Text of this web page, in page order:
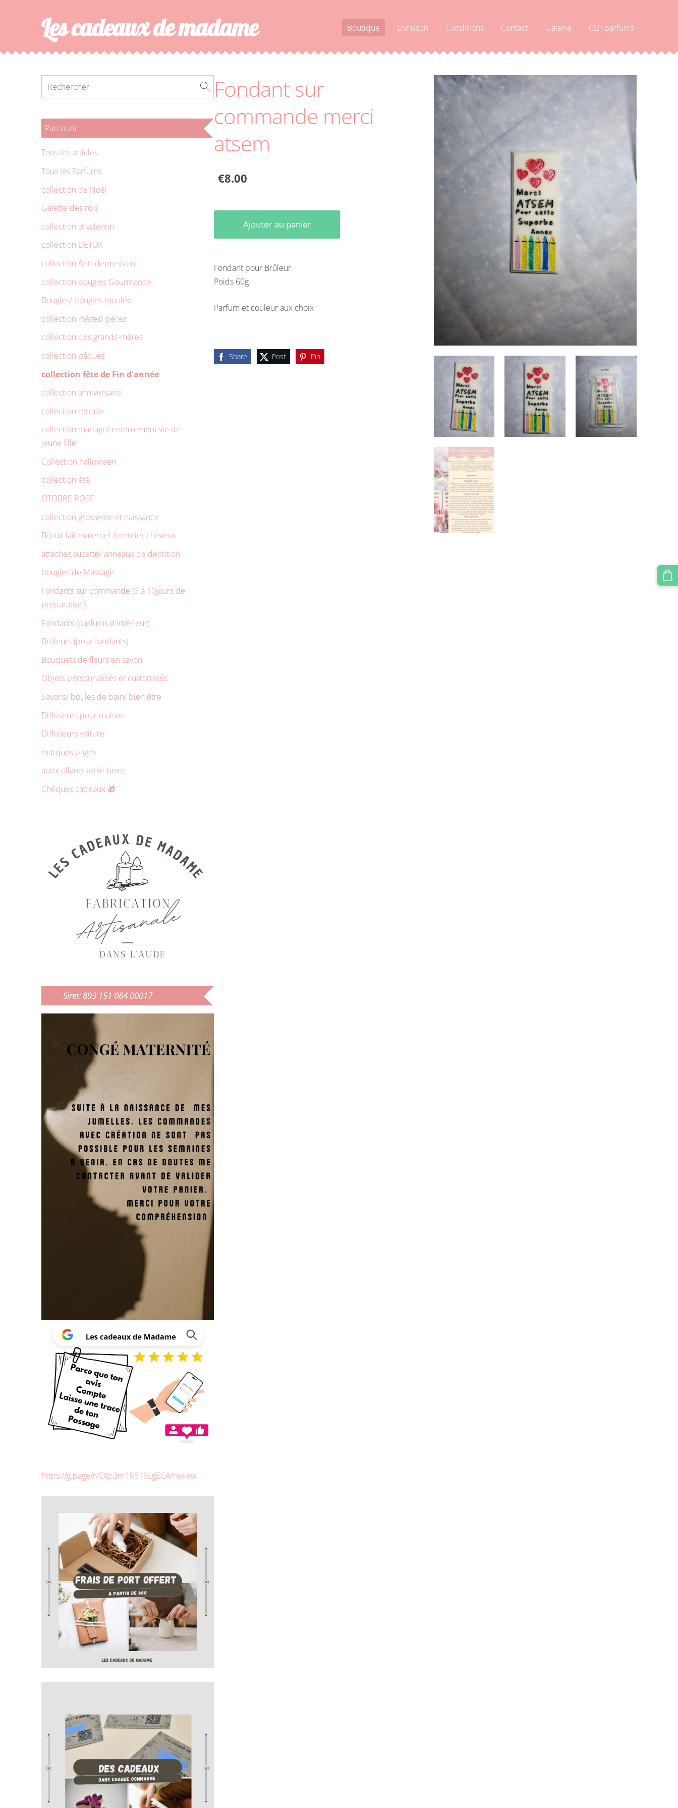
Les cadeaux de madame Boutique Livraison Conditions Contact Galerie CLP parfums
Parcourir
Tous les articles
Tous les Parfums
collection de Noël
Galette des rois
collection st valentin
collection DETOX
collection Anti-depression
collection bougies Gourmande
Bougies/ bougies moulée
collection mères/ pères
collection des grands-mères
collection pâques
collection fête de Fin d'année
collection anniversaire
collection retraite
collection mariage/ enterrement vie de
jeune fille
Collection halloween
collection été
OTOBRE ROSE
collection grossesse et naissance
Bijoux lait maternel /premier cheveux
attaches sucette/ anneaux de dentition
bougies de Massage
Fondants sur commande (3 à 10jours de
préparation)
Fondants (parfums d'intérieur)
Brûleurs (pour fondants)
Bouquets de fleurs en savon
Objets personnalisés et customisés
Savons/ boules de bain/ bien être
Diffuseurs pour maison
Diffuseurs voiture
marques pages
autocollants tonie boxe
Chèques cadeaux 🎁
Siret: 893 151 084 00017
https://g.page/r/CXp2m1R816LgECA/review
Fondant sur
commande merci
atsem
€8.00
Ajouter au panier
Fondant pour Brûleur
Poids 60g
Parfum et couleur aux choix
Share Post Pin